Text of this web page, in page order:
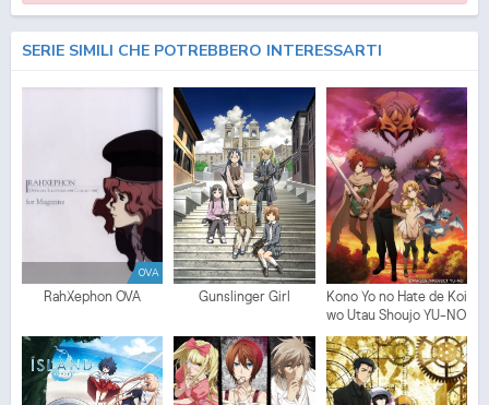
SERIE SIMILI CHE POTREBBERO INTERESSARTI
OVA
RahXephon OVA Gunslinger Girl
Kono Yo no Hate de Koi
wo Utau Shoujo YU-NO